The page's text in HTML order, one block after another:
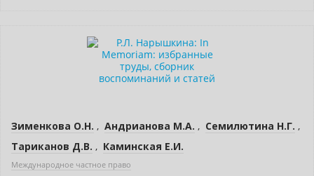
Зименкова О.Н. , Андрианова М.А. , Семилютина Н.Г. ,
Тариканов Д.В. , Каминская Е.И.
Международное частное право